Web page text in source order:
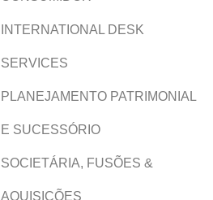
INTERNATIONAL DESK
SERVICES
PLANEJAMENTO PATRIMONIAL
E SUCESSÓRIO
SOCIETÁRIA, FUSÕES &
AQUISIÇÕES